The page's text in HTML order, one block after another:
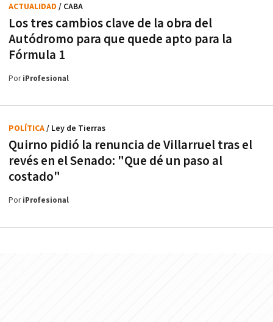
Los tres cambios clave de la obra del
Autódromo para que quede apto para la
Fórmula 1
ACTUALIDAD / CABA
PoriProfesional
Quirno pidió la renuncia de Villarruel tras el
revés en el Senado: "Que dé un paso al
costado"
POLÍTICA/ Ley de Tierras
PoriProfesional